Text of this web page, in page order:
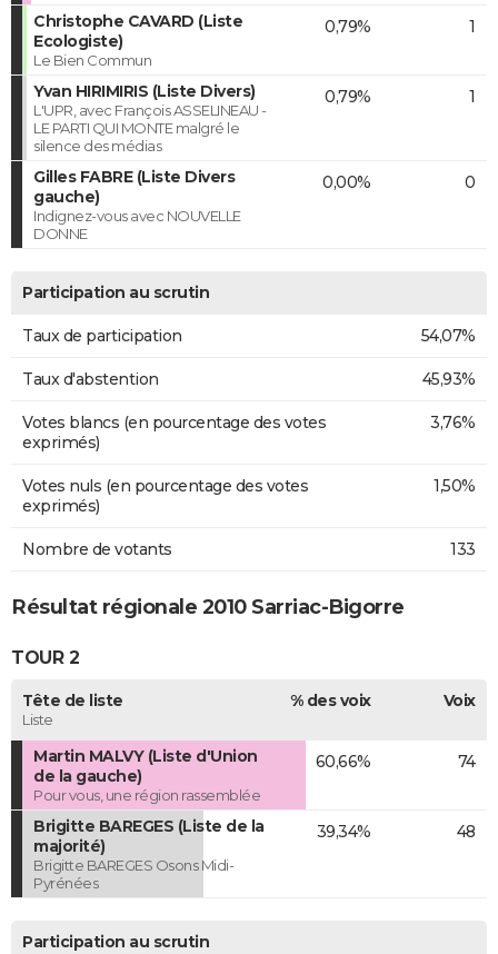
Christophe CAVARD (Liste
Ecologiste)
Le Bien Commun
0,79% 1
Yvan HIRIMIRIS (Liste Divers)
L'UPR, avec François ASSELINEAU -
LE PARTI QUI MONTE malgré le
silence des médias
0,79% 1
Gilles FABRE (Liste Divers
gauche)
Indignez-vous avec NOUVELLE
DONNE
0,00% 0
Participation au scrutin
Taux de participation 54,07%
Taux d'abstention 45,93%
Votes blancs (en pourcentage des votes
exprimés)
3,76%
Votes nuls (en pourcentage des votes
exprimés)
1,50%
Nombre de votants 133
Résultat régionale 2010 Sarriac-Bigorre
TOUR 2
Tête de liste
Liste
% des voix Voix
Martin MALVY (Liste d'Union
de la gauche)
Pour vous, une région rassemblée
60,66% 74
Brigitte BAREGES (Liste de la
majorité)
Brigitte BAREGES Osons Midi-
Pyrénées
39,34% 48
Participation au scrutin